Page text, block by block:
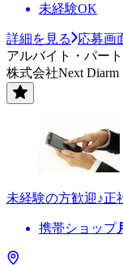
未経験OK
詳細を見る
応募画
アルバイト・パート
株式会社Next Diarm
未経験の方歓迎♪正
携帯ショップ